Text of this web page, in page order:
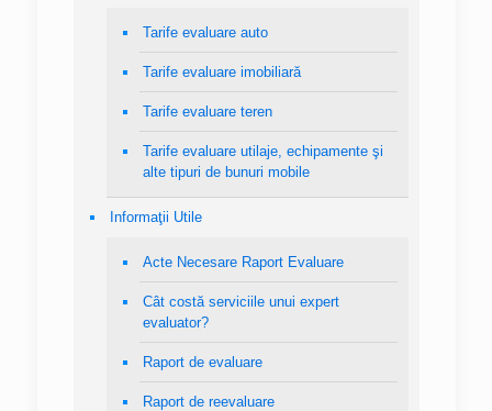
Tarife evaluare auto
Tarife evaluare imobiliară
Tarife evaluare teren
Tarife evaluare utilaje, echipamente şi
alte tipuri de bunuri mobile
Informaţii Utile
Acte Necesare Raport Evaluare
Cât costă serviciile unui expert
evaluator?
Raport de evaluare
Raport de reevaluare